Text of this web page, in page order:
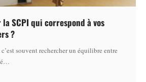
SCPI qui correspond à vos
?
c’est souvent rechercher un équilibre entre
…